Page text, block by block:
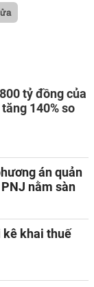
tỷ đồng của
140% so
án quản
nằm sàn
kê khai thuế